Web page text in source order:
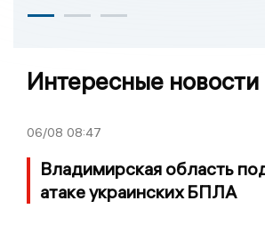
Интересные новости
06/08 08:47
Владимирская область
атаке украинских БПЛА